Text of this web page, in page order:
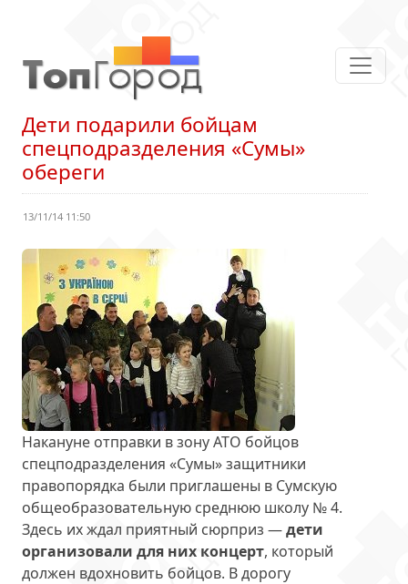
Дети подарили бойцам
спецподразделения «Сумы»
обереги
13/11/14 11:50
Накануне отправки в зону АТО бойцов
спецподразделения «Сумы» защитники
правопорядка были приглашены в Сумскую
общеобразовательную среднюю школу № 4.
Здесь их ждал приятный сюрприз —дети
организовали для них концерт, который
должен вдохновить бойцов. В дорогу